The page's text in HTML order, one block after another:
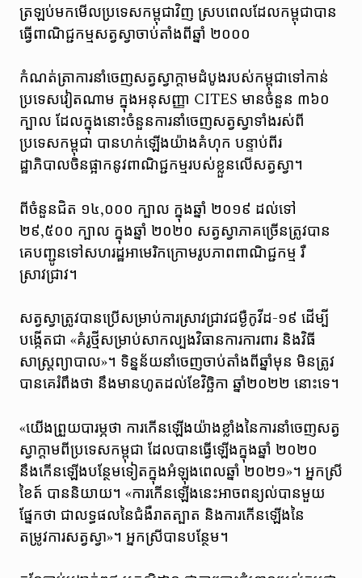
ត្រឡប់មកមើលប្រទេសកម្ពុជាវិញ ស្របពេលដែលកម្ពុជាបាន
ធ្វើពាណិជ្ជកម្មសត្វស្វាចាប់តាំងពីឆ្នាំ ២០០០
កំណត់ត្រាការនាំចេញសត្វស្វាក្តាមដំបូងរបស់កម្ពុជាទៅកាន់
ប្រទេសវៀតណាម ក្នុងអនុសញ្ញា CITES មានចំនួន ៣៦០
ក្បាល ដែលក្នុងនោះចំនួនការនាំចេញសត្វស្វាទាំងរស់ពី
ប្រទេសកម្ពុជា បានហក់ឡើងយ៉ាងគំហុក បន្ទាប់ពីរ
ដ្ឋាភិបាលចិនផ្អាកនូវពាណិជ្ជកម្មរបស់ខ្លួនលើសត្វស្វា។
ពីចំនួនជិត ១៤,០០០ ក្បាល ក្នុងឆ្នាំ ២០១៩ ដល់ទៅ
២៩,៥០០ ក្បាល ក្នុងឆ្នាំ ២០២០ សត្វស្វាភាគច្រើនត្រូវបាន
គេបញ្ជូនទៅសហរដ្ឋអាមេរិកក្រោមរូបភាពពាណិជ្ជកម្ម រឺ
ស្រាវជ្រាវ។
សត្វស្វាត្រូវបានប្រើសម្រាប់ការស្រាវជ្រាវជម្ងឺកូវីដ-១៩ ដើម្បី
បង្កើតជា «គំរូថ្មីសម្រាប់សាកល្បងវិធានការការពារ និងវិធី
សាស្ត្រព្យាបាល»។ ទិន្នន័យនាំចេញចាប់តាំងពីឆ្នាំមុន មិនត្រូវ
បានគេរំពឹងថា នឹងមានហូតដល់ខែវិច្ឆិកា ឆ្នាំ២០២២ នោះទេ។
«យើងព្រួយបារម្ភថា ការកើនឡើងយ៉ាងខ្លាំងនៃការនាំចេញសត្វ
ស្វាក្តាមពីប្រទេសកម្ពុជា ដែលបានធ្វើឡើងក្នុងឆ្នាំ ២០២០
នឹងកើនឡើងបន្ថែមទៀតក្នុងអំឡុងពេលឆ្នាំ ២០២១»។ អ្នកស្រី
ខៃត៍ បាននិយាយ។ «ការកើនឡើងនេះអាចពន្យល់បានមួយ
ផ្នែកថា ជាលទ្ធផលនៃជំងឺរាតត្បាត និងការកើនឡើងនៃ
តម្រូវការសត្វស្វា»។ អ្នកស្រីបានបន្ថែម។​